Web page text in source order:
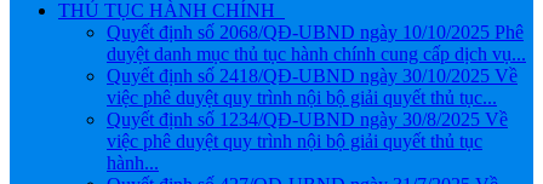
THỦ TỤC HÀNH CHÍNH
Quyết định số 2068/QĐ-UBND ngày 10/10/2025 Phê
duyệt danh mục thủ tục hành chính cung cấp dịch vụ...
Quyết định số 2418/QĐ-UBND ngày 30/10/2025 Về
việc phê duyệt quy trình nội bộ giải quyết thủ tục...
Quyết định số 1234/QĐ-UBND ngày 30/8/2025 Về
việc phê duyệt quy trình nội bộ giải quyết thủ tục
hành...